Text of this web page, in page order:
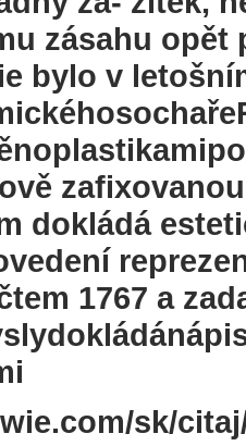
zásahu opět
bylo v
dokládá
1767 a
sk/